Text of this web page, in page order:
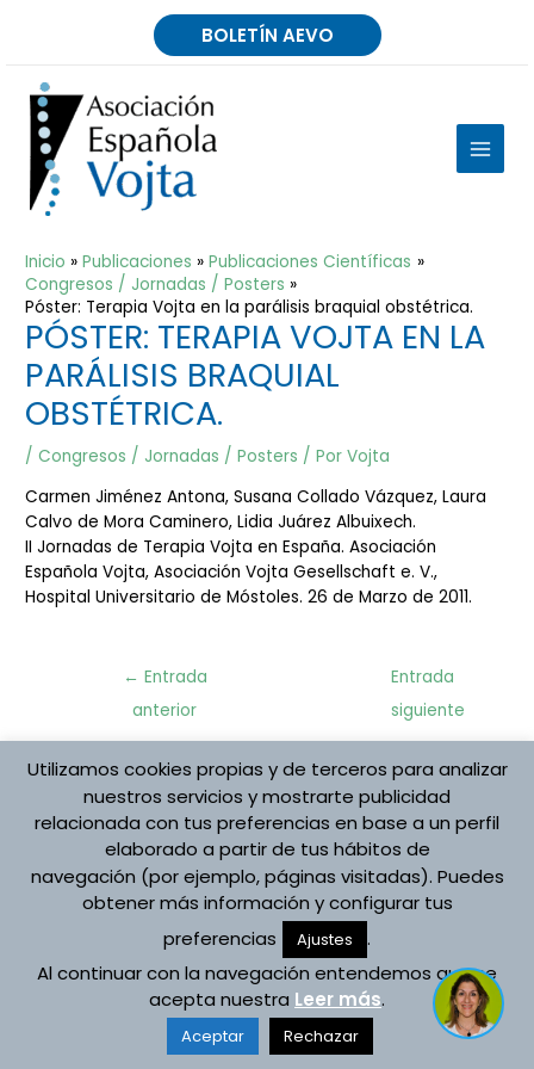
BOLETÍN AEVO
MAIN
Inicio Publicaciones
Publicaciones Científicas
Congresos / Jornadas / Posters
Póster: Terapia Vojta en la parálisis braquial obstétrica.
PÓSTER: TERAPIA VOJTA EN LA
PARÁLISIS BRAQUIAL
OBSTÉTRICA.
/Congresos / Jornadas / Posters / PorVojta
Carmen Jiménez Antona, Susana Collado Vázquez, Laura
Calvo de Mora Caminero, Lidia Juárez Albuixech.
II Jornadas de Terapia Vojta en España. Asociación
Española Vojta, Asociación Vojta Gesellschaft e. V.,
Hospital Universitario de Móstoles. 26 de Marzo de 2011.
Navegación
entradas
← Entrada
anterior
Entrada
siguiente
→
Protección de datos
Aviso Legal
Política de cookies
Registro de Actividades
Copyright © 2026 Asociación Española Vojta
Desarrollado por Asociación Española Vojta
Utilizamos cookies propias y de terceros para analizar
nuestros servicios y mostrarte publicidad
relacionada con tus preferencias en base a un perfil
elaborado a partir de tus hábitos de
navegación (por ejemplo, páginas visitadas). Puedes
obtener más información y configurar tus
preferencias
Ajustes
.
Al continuar con la navegación entendemos que se
acepta nuestra Leer más.
Aceptar Rechazar